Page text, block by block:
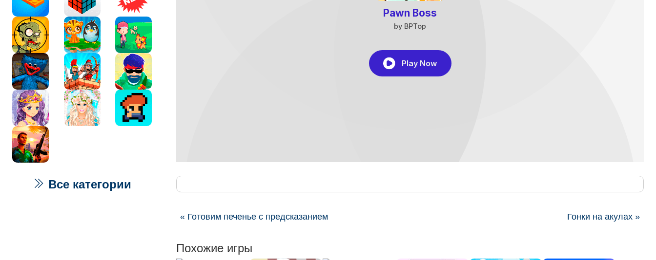
« Готовим печенье с предсказанием Гонки на акулах »
Похожие игры
Все категории